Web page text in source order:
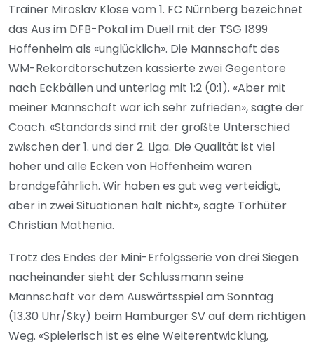
Trainer Miroslav Klose vom 1. FC Nürnberg bezeichnet
das Aus im DFB-Pokal im Duell mit der TSG 1899
Hoffenheim als «unglücklich». Die Mannschaft des
WM-Rekordtorschützen kassierte zwei Gegentore
nach Eckbällen und unterlag mit 1:2 (0:1). «Aber mit
meiner Mannschaft war ich sehr zufrieden», sagte der
Coach. «Standards sind mit der größte Unterschied
zwischen der 1. und der 2. Liga. Die Qualität ist viel
höher und alle Ecken von Hoffenheim waren
brandgefährlich. Wir haben es gut weg verteidigt,
aber in zwei Situationen halt nicht», sagte Torhüter
Christian Mathenia.
Trotz des Endes der Mini-Erfolgsserie von drei Siegen
nacheinander sieht der Schlussmann seine
Mannschaft vor dem Auswärtsspiel am Sonntag
(13.30 Uhr/Sky) beim Hamburger SV auf dem richtigen
Weg. «Spielerisch ist es eine Weiterentwicklung,